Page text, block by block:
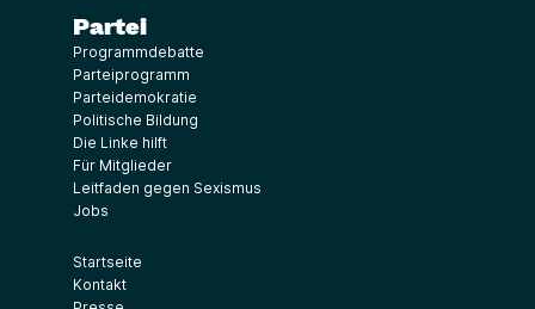
Partei
Programmdebatte
Parteiprogramm
Parteidemokratie
Politische Bildung
Die Linke hilft
Für Mitglieder
Leitfaden gegen Sexismus
Jobs
Startseite
Kontakt